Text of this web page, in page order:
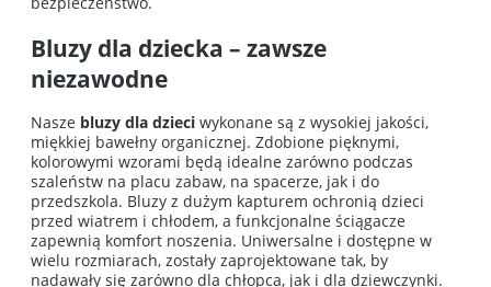
Bluzy dla dziecka – zawsze
niezawodne
Nasze bluzy dla dzieci wykonane są z wysokiej jakości,
miękkiej bawełny organicznej. Zdobione pięknymi,
kolorowymi wzorami będą idealne zarówno podczas
szaleństw na placu zabaw, na spacerze, jak i do
przedszkola. Bluzy z dużym kapturem ochronią dzieci
przed wiatrem i chłodem, a funkcjonalne ściągacze
zapewnią komfort noszenia. Uniwersalne i dostępne w
wielu rozmiarach, zostały zaprojektowane tak, by
nadawały się zarówno dla chłopca, jak i dla dziewczynki.